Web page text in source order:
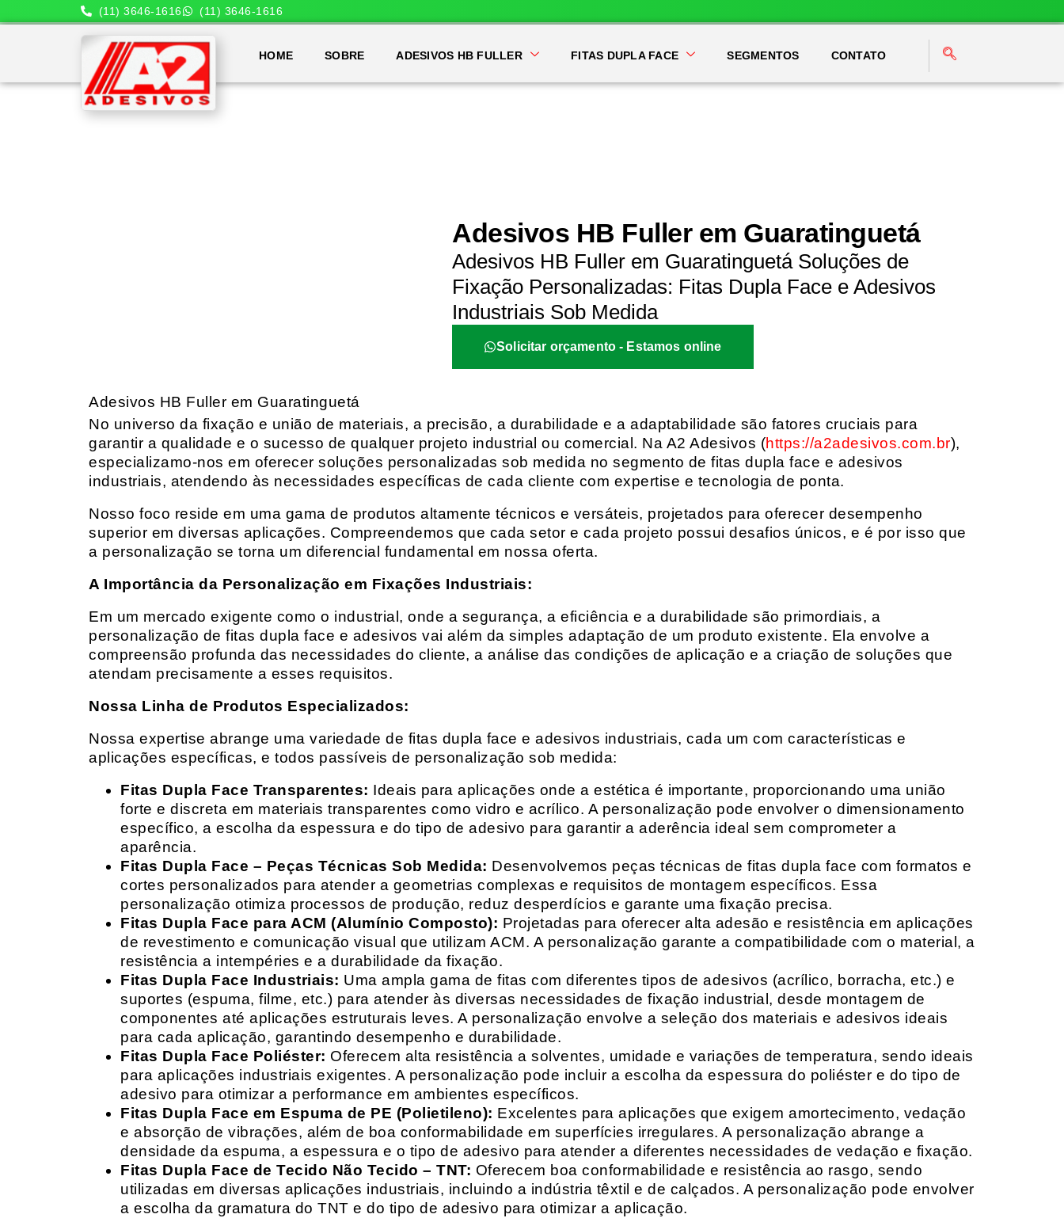
(11) 3646-1616 (11) 3646-1616
HOME SOBRE ADESIVOS HB FULLER FITAS DUPLA FACE SEGMENTOS CONTATO
Adesivos HB Fuller em Guaratinguetá
Adesivos HB Fuller em Guaratinguetá Soluções de
Fixação Personalizadas: Fitas Dupla Face e Adesivos
Industriais Sob Medida
Solicitar orçamento - Estamos online
Adesivos HB Fuller em Guaratinguetá
No universo da fixação e união de materiais, a precisão, a durabilidade e a adaptabilidade são fatores cruciais para
garantir a qualidade e o sucesso de qualquer projeto industrial ou comercial. Na A2 Adesivos (https://a2adesivos.com.br),
especializamo-nos em oferecer soluções personalizadas sob medida no segmento de fitas dupla face e adesivos
industriais, atendendo às necessidades específicas de cada cliente com expertise e tecnologia de ponta.
Nosso foco reside em uma gama de produtos altamente técnicos e versáteis, projetados para oferecer desempenho
superior em diversas aplicações. Compreendemos que cada setor e cada projeto possui desafios únicos, e é por isso que
a personalização se torna um diferencial fundamental em nossa oferta.
A Importância da Personalização em Fixações Industriais:
Em um mercado exigente como o industrial, onde a segurança, a eficiência e a durabilidade são primordiais, a
personalização de fitas dupla face e adesivos vai além da simples adaptação de um produto existente. Ela envolve a
compreensão profunda das necessidades do cliente, a análise das condições de aplicação e a criação de soluções que
atendam precisamente a esses requisitos.
Nossa Linha de Produtos Especializados:
Nossa expertise abrange uma variedade de fitas dupla face e adesivos industriais, cada um com características e
aplicações específicas, e todos passíveis de personalização sob medida:
Fitas Dupla Face Transparentes: Ideais para aplicações onde a estética é importante, proporcionando uma união
forte e discreta em materiais transparentes como vidro e acrílico. A personalização pode envolver o dimensionamento
específico, a escolha da espessura e do tipo de adesivo para garantir a aderência ideal sem comprometer a
aparência.
Fitas Dupla Face – Peças Técnicas Sob Medida: Desenvolvemos peças técnicas de fitas dupla face com formatos e
cortes personalizados para atender a geometrias complexas e requisitos de montagem específicos. Essa
personalização otimiza processos de produção, reduz desperdícios e garante uma fixação precisa.
Fitas Dupla Face para ACM (Alumínio Composto): Projetadas para oferecer alta adesão e resistência em aplicações
de revestimento e comunicação visual que utilizam ACM. A personalização garante a compatibilidade com o material, a
resistência a intempéries e a durabilidade da fixação.
Fitas Dupla Face Industriais: Uma ampla gama de fitas com diferentes tipos de adesivos (acrílico, borracha, etc.) e
suportes (espuma, filme, etc.) para atender às diversas necessidades de fixação industrial, desde montagem de
componentes até aplicações estruturais leves. A personalização envolve a seleção dos materiais e adesivos ideais
para cada aplicação, garantindo desempenho e durabilidade.
Fitas Dupla Face Poliéster: Oferecem alta resistência a solventes, umidade e variações de temperatura, sendo ideais
para aplicações industriais exigentes. A personalização pode incluir a escolha da espessura do poliéster e do tipo de
adesivo para otimizar a performance em ambientes específicos.
Fitas Dupla Face em Espuma de PE (Polietileno): Excelentes para aplicações que exigem amortecimento, vedação
e absorção de vibrações, além de boa conformabilidade em superfícies irregulares. A personalização abrange a
densidade da espuma, a espessura e o tipo de adesivo para atender a diferentes necessidades de vedação e fixação.
Fitas Dupla Face de Tecido Não Tecido – TNT: Oferecem boa conformabilidade e resistência ao rasgo, sendo
utilizadas em diversas aplicações industriais, incluindo a indústria têxtil e de calçados. A personalização pode envolver
a escolha da gramatura do TNT e do tipo de adesivo para otimizar a aplicação.